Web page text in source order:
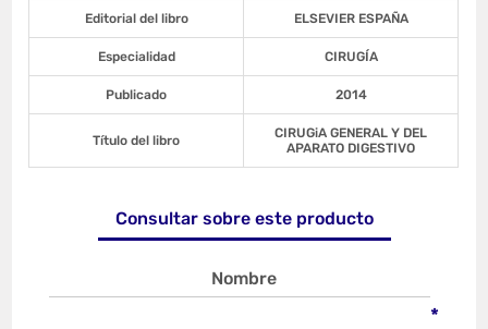
Editorial del libro ELSEVIER ESPAÑA
Especialidad CIRUGÍA
Publicado 2014
Título del libro
CIRUGiA GENERAL Y DEL
APARATO DIGESTIVO
Consultar sobre este producto
Nombre
*